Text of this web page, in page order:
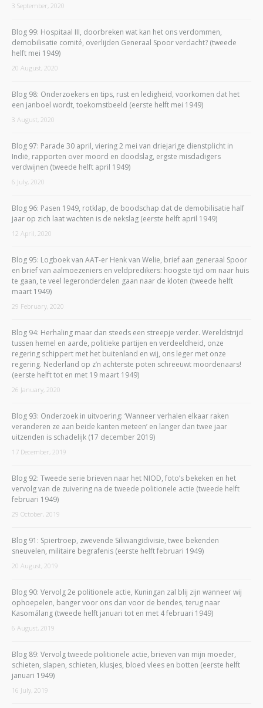
3 September, 2020
Blog 99: Hospitaal III, doorbreken wat kan het ons verdommen,
demobilisatie comité, overlijden Generaal Spoor verdacht? (tweede
helft mei 1949)
20 August, 2020
Blog 98: Onderzoekers en tips, rust en ledigheid, voorkomen dat het
een janboel wordt, toekomstbeeld (eerste helft mei 1949)
3 August, 2020
Blog 97: Parade 30 april, viering 2 mei van driejarige dienstplicht in
Indië, rapporten over moord en doodslag, ergste misdadigers
verdwijnen (tweede helft april 1949)
6 July, 2020
Blog 96: Pasen 1949, rotklap, de boodschap dat de demobilisatie half
jaar op zich laat wachten is de nekslag (eerste helft april 1949)
12 April, 2020
Blog 95: Logboek van AAT-er Henk van Welie, brief aan generaal Spoor
en brief van aalmoezeniers en veldpredikers: hoogste tijd om naar huis
te gaan, te veel legeronderdelen gaan naar de kloten (tweede helft
maart 1949)
29 February, 2020
Blog 94: Herhaling maar dan steeds een streepje verder. Wereldstrijd
tussen hemel en aarde, politieke partijen en verdeeldheid, onze
regering schippert met het buitenland en wij, ons leger met onze
regering. Nederland op z’n achterste poten schreeuwt moordenaars!
(eerste helft tot en met 19 maart 1949)
26 January, 2020
Blog 93: Onderzoek in uitvoering: ‘Wanneer verhalen elkaar raken
veranderen ze aan beide kanten meteen’ en langer dan twee jaar
uitzenden is schadelijk (17 december 2019)
17 December, 2019
Blog 92: Tweede serie brieven naar het NIOD, foto’s bekeken en het
vervolg van de zuivering na de tweede politionele actie (tweede helft
februari 1949)
29 October, 2019
Blog 91: Spiertroep, zwevende Siliwangidivisie, twee bekenden
sneuvelen, militaire begrafenis (eerste helft februari 1949)
20 August, 2019
Blog 90: Vervolg 2e politionele actie, Kuningan zal blij zijn wanneer wij
ophoepelen, banger voor ons dan voor de bendes, terug naar
Kasomálang (tweede helft januari tot en met 4 februari 1949)
6 August, 2019
Blog 89: Vervolg tweede politionele actie, brieven van mijn moeder,
schieten, slapen, schieten, klusjes, bloed vlees en botten (eerste helft
januari 1949)
16 July, 2019